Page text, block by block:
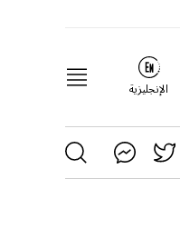
الإنجليزية